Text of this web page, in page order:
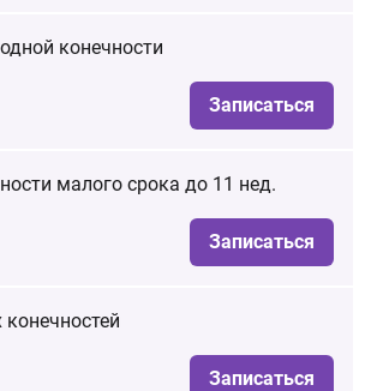
конечности
Записаться
малого срока до 11 нед.
Записаться
Записаться